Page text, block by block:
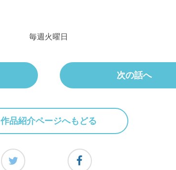
毎週火曜日
次の話へ
作品紹介ページへもどる